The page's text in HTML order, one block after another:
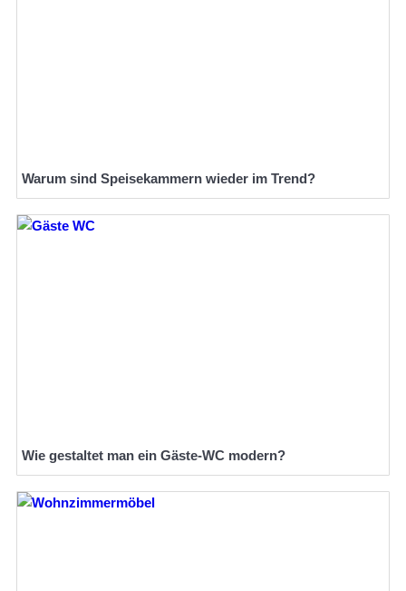
Warum sind Speisekammern wieder im Trend?
Wie gestaltet man ein Gäste-WC modern?